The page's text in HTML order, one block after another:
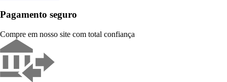
Pagamento seguro
Compre em nosso site com total confiança